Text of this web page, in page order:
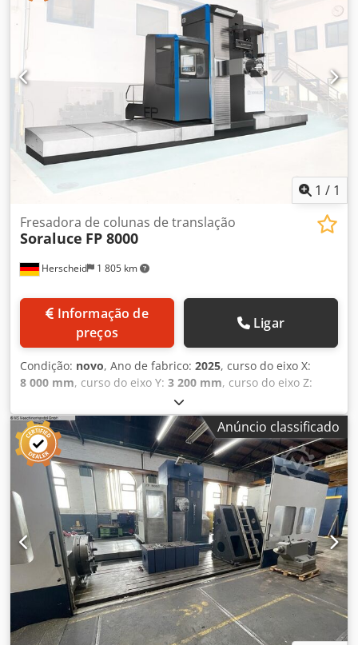
lados Volante de cabo 2 x transportador de aparas
Trocador de 60 ferramentas
1 / 1
Herscheid 1 805 km
Fresadora de colunas de translação
Soraluce FP 8000
preços
Ligar
Condição: novo, Ano de fabrico: 2025, curso do eixo X:
8 000 mm, curso do eixo Y: 3 200 mm, curso do eixo Z:
, Heidenhain TNC 7 Motor inline com
refrigeração a água 43 kW / 900 Nm Percursos dos eixos:
Crodpfx Asqy Hinocmof X = 8000 Y = 3.200 Z = 1.600
Cabeçotes de fresagem: 0,001°x0,001 6.000 rpm Outros
equipamentos: Trocador de ferramentas para 60 posições
1 transportador de cavacos Mesas NC opcionais Campos
de placas Mesas giratórias tipo carrossel Opcional:
Sistema totalmente automático de troca de cabeçote de
fresagem Processamento pendular Proteção contra
respingos Pacotes tecnológicos de suporte ao operador
Anúncio classificado